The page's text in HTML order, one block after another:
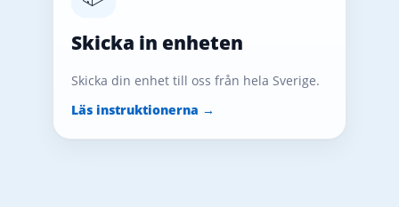
Skicka in enheten
Skicka din enhet till oss från hela Sverige.
Läs instruktionerna →